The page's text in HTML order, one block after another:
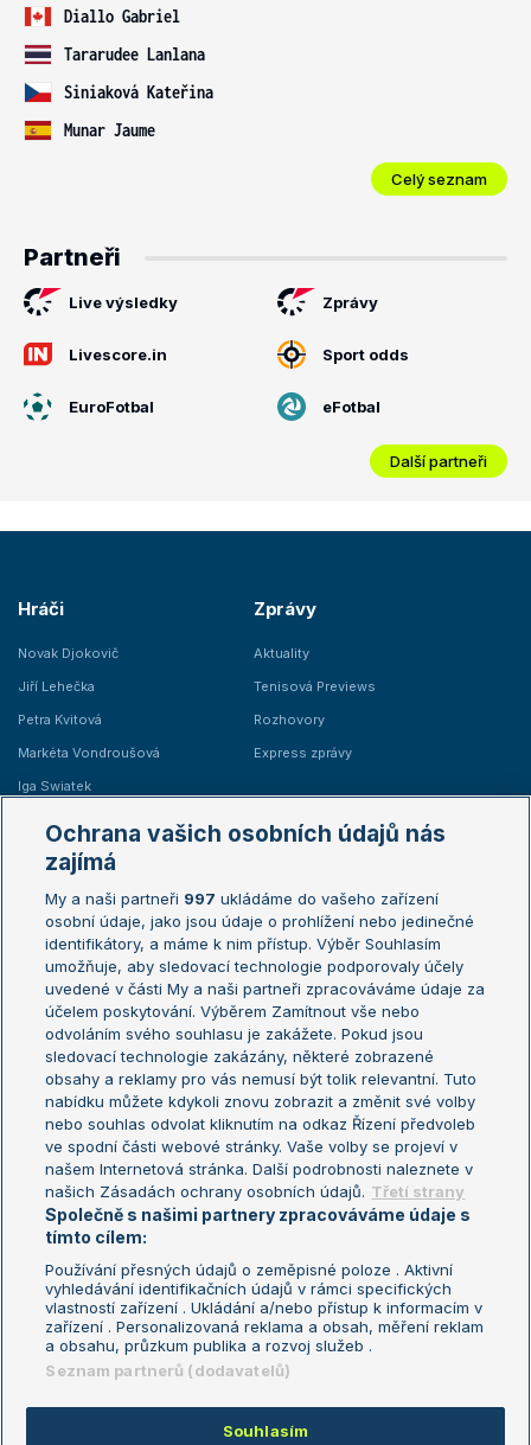
Diallo Gabriel
Tararudee Lanlana
Siniaková Kateřina
Munar Jaume
Celý seznam
Partneři
Live výsledky Zprávy
Livescore.in Sport odds
EuroFotbal eFotbal
Další partneři
Hráči
Novak Djokovič
Jiří Lehečka
Petra Kvitová
Markéta Vondroušová
Iga Swiatek
Zprávy
Aktuality
Tenisová Previews
Rozhovory
Express zprávy
Žebříčky
Žebříček ATP (muži)
Žebříček WTA (ženy)
Sázkařský žebříček
Australian Open
French Open
Wimbledon
US Open
Turnaj mistrů
Turnaj mistryň
Aktualní trendy
Fotbalové přestupy
Livesport Daily
LS Prague Open
Podmínky užití
Nastavení soukromí
GDPR a žurnalistika
Reklama
Kontakt
Informace o zpracování osobních
údajů
Ochrana vašich osobních údajů nás
zajímá
My a naši partneři 997 ukládáme do vašeho zařízení
osobní údaje, jako jsou údaje o prohlížení nebo jedinečné
identifikátory, a máme k nim přístup. Výběr Souhlasím
umožňuje, aby sledovací technologie podporovaly účely
uvedené v části My a naši partneři zpracováváme údaje za
účelem poskytování. Výběrem Zamítnout vše nebo
odvoláním svého souhlasu je zakážete. Pokud jsou
sledovací technologie zakázány, některé zobrazené
obsahy a reklamy pro vás nemusí být tolik relevantní. Tuto
nabídku můžete kdykoli znovu zobrazit a změnit své volby
nebo souhlas odvolat kliknutím na odkaz Řízení předvoleb
ve spodní části webové stránky. Vaše volby se projeví v
našem Internetová stránka. Další podrobnosti naleznete v
našich Zásadách ochrany osobních údajů. Třetí strany
Společně s našimi partnery zpracováváme údaje s
tímto cílem:
Používání přesných údajů o zeměpisné poloze . Aktivní
vyhledávání identifikačních údajů v rámci specifických
vlastností zařízení . Ukládání a/nebo přístup k informacím v
zařízení . Personalizovaná reklama a obsah, měření reklam
a obsahu, průzkum publika a rozvoj služeb .
Seznam partnerů (dodavatelů)
Souhlasím